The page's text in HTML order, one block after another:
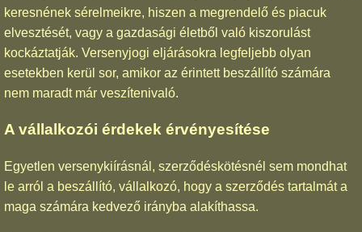
keresnének sérelmeikre, hiszen a megrendelő és piacuk
elvesztését, vagy a gazdasági életből való kiszorulást
kockáztatják. Versenyjogi eljárásokra legfeljebb olyan
esetekben kerül sor, amikor az érintett beszállító számára
nem maradt már veszítenivaló.
A vállalkozói érdekek érvényesítése
Egyetlen versenykiírásnál, szerződéskötésnél sem mondhat
le arról a beszállító, vállalkozó, hogy a szerződés tartalmát a
maga számára kedvező irányba alakíthassa.